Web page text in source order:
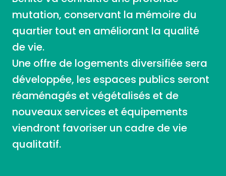
mutation, conservant la mémoire du
quartier tout en améliorant la qualité
de vie.
Une offre de logements diversifiée sera
développée, les espaces publics seront
réaménagés et végétalisés et de
nouveaux services et équipements
viendront favoriser un cadre de vie
qualitatif.